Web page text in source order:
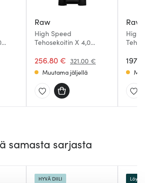
Raw
High Speed
Tehosekoitin X 4,0
256.80 € 321.00 €
Muutama jäljellä
Raw
High
samasta sarjasta
HYVÄ DIILI